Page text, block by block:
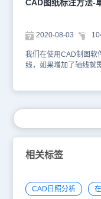
CAD图纸标注方法-
2020-08-03
我们在使用CAD制图软
线，如果增加了轴线就
图形按照《房屋建筑制
象，在改变图形比例后
轴标注用于立面与剖面
几种图例之一表示，如
本命令创建的对象的编
注】菜单命令后，首先
轴号”单选按钮，单轴号
相关标签
CAD日照分析